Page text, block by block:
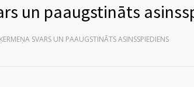
un paaugstināts
ĶERMEŅA SVARS UN PAAUGSTINĀTS ASINSSPIEDIENS